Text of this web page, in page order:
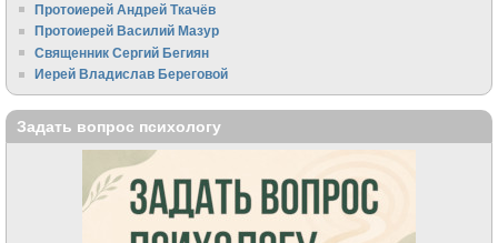
Протоиерей Андрей Ткачёв
Протоиерей Василий Мазур
Священник Сергий Бегиян
Иерей Владислав Береговой
Задать вопрос психологу